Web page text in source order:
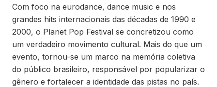
Com foco na eurodance, dance music e nos
grandes hits internacionais das décadas de 1990 e
2000, o Planet Pop Festival se concretizou como
um verdadeiro movimento cultural. Mais do que um
evento, tornou-se um marco na memória coletiva
do público brasileiro, responsável por popularizar o
gênero e fortalecer a identidade das pistas no país.